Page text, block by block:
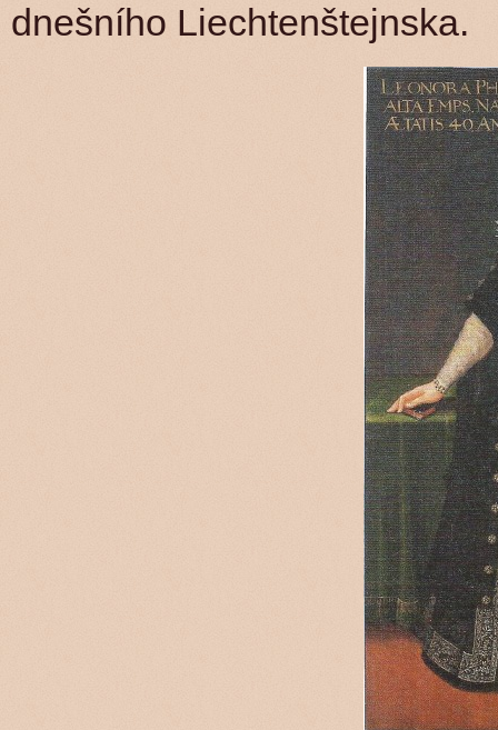
dnešního Liechtenštejnska.